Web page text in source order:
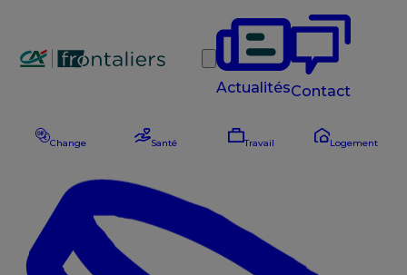
Rechercher
ActualitésContact
Change Santé Travail Logement